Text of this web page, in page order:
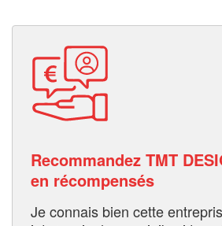
Recommandez TMT
en récompensés
Je connais bien cette